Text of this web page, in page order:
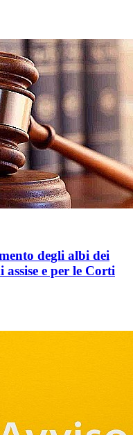
degli albi dei
e per le Corti